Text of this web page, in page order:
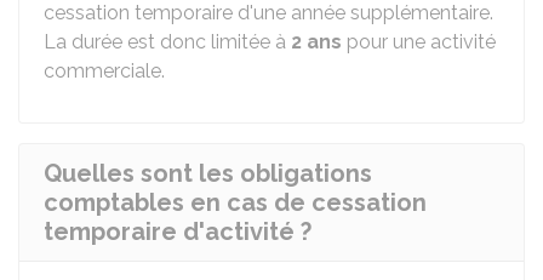
cessation temporaire d'une année supplémentaire.
La durée est donc limitée à 2 ans pour une activité
commerciale.
Quelles sont les obligations
comptables en cas de cessation
temporaire d'activité ?